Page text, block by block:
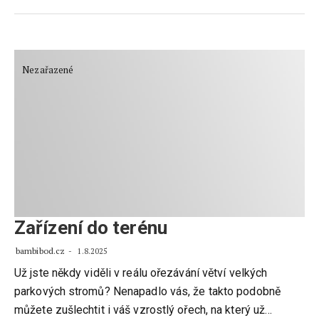
Nezařazené
Zařízení do terénu
bambibod.cz 1.8.2025
Už jste někdy viděli v reálu ořezávání větví velkých
parkových stromů? Nenapadlo vás, že takto podobně
můžete zušlechtit i váš vzrostlý ořech, na který už…